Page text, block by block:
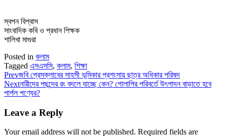
স্বপন বিশ্বাস
সাংবাদিক কবি ও প্রধান শিক্ষক
শালিখা মাগুরা
Posted in কলাম
Tagged এসএসসি, কলাম, শিক্ষা
Prevজবি প্রেসক্লাবের সাহসী ভূমিকার প্রশংসায় ছাত্র অধিকার পরিষদ
Nextনারীদের পছন্দের রং বদলে যাচ্ছে কেন? গোলাপির পরিবর্তে উৎপাদন বাড়াতে হবে
পার্পল পণ্যের?
Leave a Reply
Your email address will not be published. Required fields are